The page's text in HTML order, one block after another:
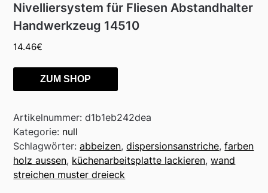
Nivelliersystem für Fliesen Abstandhalter
Handwerkzeug 14510
14.46€
ZUM SHOP
Artikelnummer:d1b1eb242dea
Kategorie: null
Schlagwörter:abbeizen,dispersionsanstriche,farben
holz aussen, küchenarbeitsplatte lackieren,wand
streichen muster dreieck